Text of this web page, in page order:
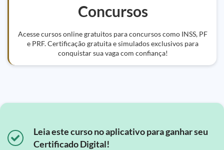
Concursos
Acesse cursos online gratuitos para concursos como INSS, PF
e PRF. Certificação gratuita e simulados exclusivos para
conquistar sua vaga com confiança!
Leia este curso no aplicativo para ganhar seu
Certificado Digital!